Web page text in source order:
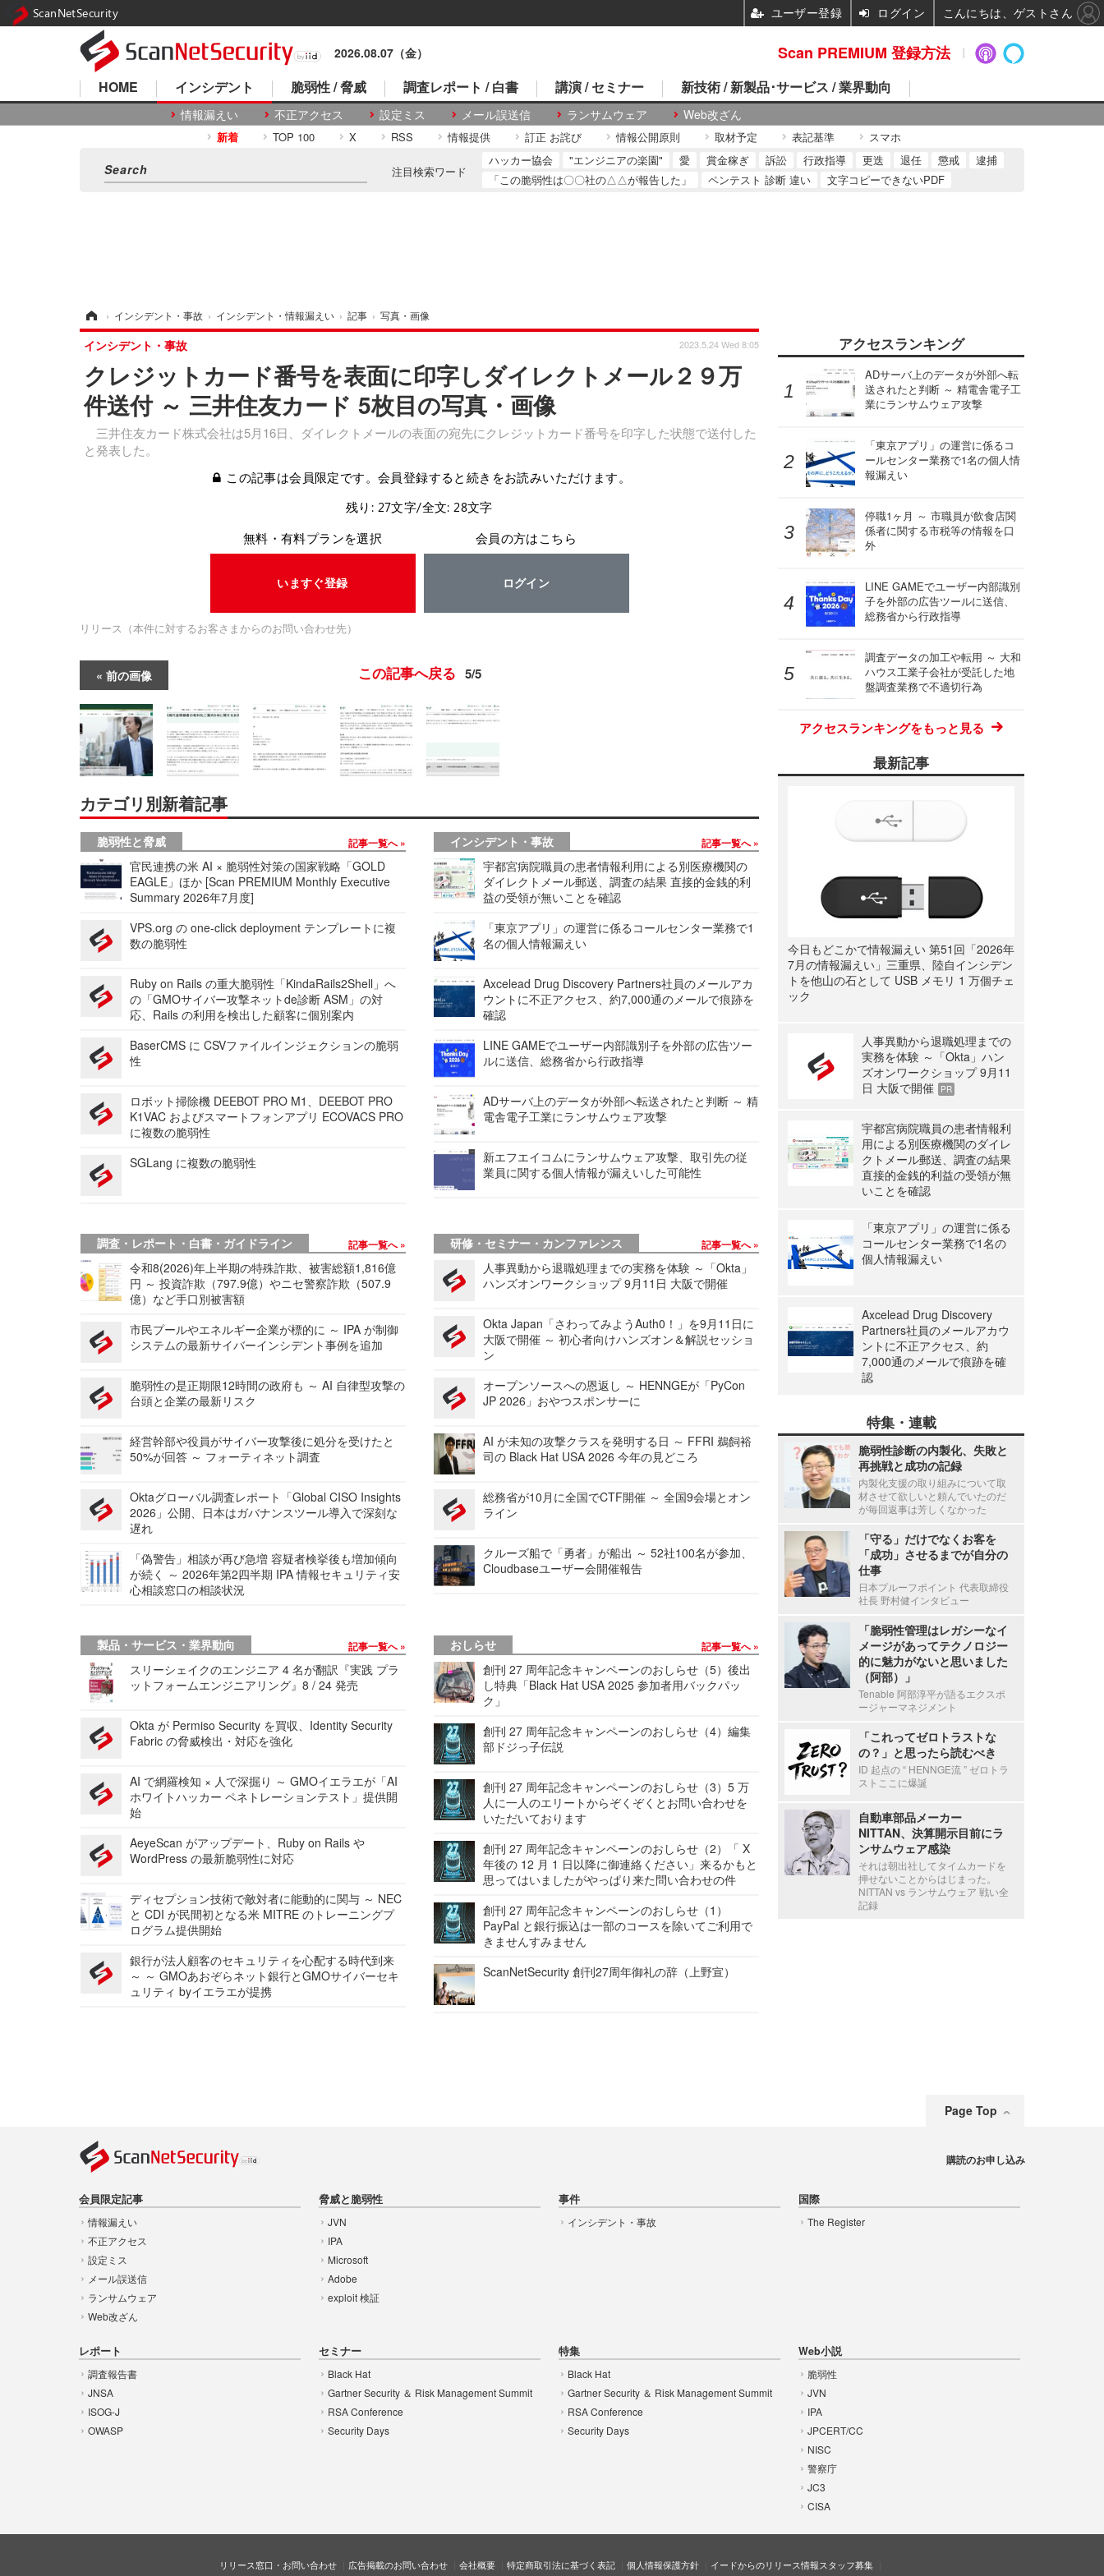
2026.08.07（金）
HOME インシデント
情報漏えい 不正アクセス 設定ミス メール誤送信 ランサムウェア Web改ざん
脆弱性 / 脅威 調査レポート / 白書 講演 / セミナー 新技術 / 新製品･サービス / 業界動向
新着 TOP 100 X RSS 情報提供 訂正 お詫び 情報公開原則 取材予定 表記基準 スマホ
注目検索ワード
ハッカー協会 "エンジニアの楽園" 愛 賞金稼ぎ 訴訟 行政指導 更迭 退任 懲戒
逮捕
「この脆弱性は〇〇社の△△が報告した」
ペンテスト 診断 違い 文字コピーできないPDF
› インシデント・事故 › インシデント・情報漏えい › 記事 › 写真・画像
クレジットカード番号を表面に印字しダイレクトメール２９万
件送付 ～ 三井住友カード 5枚目の写真・画像
三井住友カード株式会社は5月16日、ダイレクトメールの表面の宛先にクレジットカード番号を印字した状態で送付した
と発表した。
インシデント・事故 2023.5.24 Wed 8:05
この記事は会員限定です。会員登録すると続きをお読みいただけます。
残り: 27文字/全文: 28文字
無料・有料プランを選択
いますぐ登録
会員の方はこちら
ログイン
リリース（本件に対するお客さまからのお問い合わせ先）
前の画像 この記事へ戻る 5/5
カテゴリ別新着記事
脆弱性と脅威 記事一覧へ
官民連携の米 AI × 脆弱性対策の国家戦略「GOLD
EAGLE」ほか [Scan PREMIUM Monthly Executive
Summary 2026年7月度]
VPS.org の one-click deployment テンプレートに複
数の脆弱性
Ruby on Rails の重大脆弱性「KindaRails2Shell」へ
の「GMOサイバー攻撃ネットde診断 ASM」の対
応、Rails の利用を検出した顧客に個別案内
BaserCMS に CSVファイルインジェクションの脆弱
性
ロボット掃除機 DEEBOT PRO M1、DEEBOT PRO
K1VAC およびスマートフォンアプリ ECOVACS PRO
に複数の脆弱性
SGLang に複数の脆弱性
インシデント・事故 記事一覧へ
宇都宮病院職員の患者情報利用による別医療機関の
ダイレクトメール郵送、調査の結果 直接的金銭的利
益の受領が無いことを確認
「東京アプリ」の運営に係るコールセンター業務で1
名の個人情報漏えい
Axcelead Drug Discovery Partners社員のメールアカ
ウントに不正アクセス、約7,000通のメールで痕跡を
確認
LINE GAMEでユーザー内部識別子を外部の広告ツー
ルに送信、総務省から行政指導
ADサーバ上のデータが外部へ転送されたと判断 ～ 精
電舎電子工業にランサムウェア攻撃
新エフエイコムにランサムウェア攻撃、取引先の従
業員に関する個人情報が漏えいした可能性
調査・レポート・白書・ガイドライン 記事一覧へ
令和8(2026)年上半期の特殊詐欺、被害総額1,816億
円 ～ 投資詐欺（797.9億）やニセ警察詐欺（507.9
億）など手口別被害額
市民プールやエネルギー企業が標的に ～ IPA が制御
システムの最新サイバーインシデント事例を追加
脆弱性の是正期限12時間の政府も ～ AI 自律型攻撃の
台頭と企業の最新リスク
経営幹部や役員がサイバー攻撃後に処分を受けたと
50%が回答 ～ フォーティネット調査
Oktaグローバル調査レポート「Global CISO Insights
2026」公開、日本はガバナンスツール導入で深刻な
遅れ
「偽警告」相談が再び急増 容疑者検挙後も増加傾向
が続く ～ 2026年第2四半期 IPA 情報セキュリティ安
心相談窓口の相談状況
研修・セミナー・カンファレンス 記事一覧へ
人事異動から退職処理までの実務を体験 ～「Okta」
ハンズオンワークショップ 9月11日 大阪で開催
Okta Japan「さわってみようAuth0！」を9月11日に
大阪で開催 ～ 初心者向けハンズオン＆解説セッショ
ン
オープンソースへの恩返し ～ HENNGEが「PyCon
JP 2026」おやつスポンサーに
AI が未知の攻撃クラスを発明する日 ～ FFRI 鵜飼裕
司の Black Hat USA 2026 今年の見どころ
総務省が10月に全国でCTF開催 ～ 全国9会場とオン
ライン
クルーズ船で「勇者」が船出 ～ 52社100名が参加、
Cloudbaseユーザー会開催報告
製品・サービス・業界動向 記事一覧へ
スリーシェイクのエンジニア 4 名が翻訳『実践 プラ
ットフォームエンジニアリング』8 / 24 発売
Okta が Permiso Security を買収、Identity Security
Fabric の脅威検出・対応を強化
AI で網羅検知 × 人で深掘り ～ GMOイエラエが「AI
ホワイトハッカー ペネトレーションテスト」提供開
始
AeyeScan がアップデート、Ruby on Rails や
WordPress の最新脆弱性に対応
ディセプション技術で敵対者に能動的に関与 ～ NEC
と CDI が民間初となる米 MITRE のトレーニングプ
ログラム提供開始
銀行が法人顧客のセキュリティを心配する時代到来
～ ～ GMOあおぞらネット銀行とGMOサイバーセキ
ュリティ byイエラエが提携
おしらせ 記事一覧へ
創刊 27 周年記念キャンペーンのおしらせ（5）後出
し特典「Black Hat USA 2025 参加者用バックパッ
ク」
創刊 27 周年記念キャンペーンのおしらせ（4）編集
部ドジっ子伝説
創刊 27 周年記念キャンペーンのおしらせ（3）5 万
人に一人のエリートからぞくぞくとお問い合わせを
いただいております
創刊 27 周年記念キャンペーンのおしらせ（2）「 X
年後の 12 月 1 日以降に御連絡ください」来るかもと
思ってはいましたがやっぱり来た問い合わせの件
創刊 27 周年記念キャンペーンのおしらせ（1）
PayPal と銀行振込は一部のコースを除いてご利用で
きませんすみません
ScanNetSecurity 創刊27周年御礼の辞（上野宣）
アクセスランキング
ADサーバ上のデータが外部へ転
送されたと判断 ～ 精電舎電子工
業にランサムウェア攻撃
「東京アプリ」の運営に係るコ
ールセンター業務で1名の個人情
報漏えい
停職1ヶ月 ～ 市職員が飲食店関
係者に関する市税等の情報を口
外
LINE GAMEでユーザー内部識別
子を外部の広告ツールに送信、
総務省から行政指導
調査データの加工や転用 ～ 大和
ハウス工業子会社が受託した地
盤調査業務で不適切行為
アクセスランキングをもっと見る
最新記事
今日もどこかで情報漏えい 第51回「2026年
7月の情報漏えい」三重県、陸自インシデン
トを他山の石として USB メモリ 1 万個チェ
ック
人事異動から退職処理までの
実務を体験 ～「Okta」ハン
ズオンワークショップ 9月11
日 大阪で開催
PR
宇都宮病院職員の患者情報利
用による別医療機関のダイレ
クトメール郵送、調査の結果
直接的金銭的利益の受領が無
いことを確認
「東京アプリ」の運営に係る
コールセンター業務で1名の
個人情報漏えい
Axcelead Drug Discovery
Partners社員のメールアカウ
ントに不正アクセス、約
7,000通のメールで痕跡を確
認
特集・連載
脆弱性診断の内製化、失敗と
再挑戦と成功の記録
内製化支援の取り組みについて取
材させて欲しいと頼んでいたのだ
が毎回返事は芳しくなかった
「守る」だけでなくお客を
「成功」させるまでが自分の
仕事
日本プルーフポイント 代表取締役
社長 野村健インタビュー
「脆弱性管理はレガシーなイ
メージがあってテクノロジー
的に魅力がないと思いました
（阿部）」
Tenable 阿部淳平が語るエクスポ
ージャーマネジメント
「これってゼロトラストな
の？」と思ったら読むべき
ID 起点の “ HENNGE流 ” ゼロトラ
ストここに爆誕
自動車部品メーカー
NITTAN、決算開示目前にラ
ンサムウェア感染
それは朝出社してタイムカードを
押せないことからはじまった。
NITTAN vs ランサムウェア 戦い全
記録
Page Top
会員限定記事
情報漏えい
不正アクセス
設定ミス
メール誤送信
ランサムウェア
Web改ざん
脅威と脆弱性
JVN
IPA
Microsoft
Adobe
exploit 検証
事件
インシデント・事故
国際
The Register
レポート
調査報告書
JNSA
ISOG-J
OWASP
セミナー
Black Hat
Gartner Security ＆ Risk Management Summit
RSA Conference
Security Days
特集
Black Hat
Gartner Security ＆ Risk Management Summit
RSA Conference
Security Days
Web小説
脆弱性
JVN
IPA
JPCERT/CC
NISC
警察庁
JC3
CISA
購読のお申し込み
リリース窓口・お問い合わせ 広告掲載のお問い合わせ 会社概要 特定商取引法に基づく表記 個人情報保護方針 イードからのリリース情報スタッフ募集
Scan PREMIUM 登録方法
ScanNetSecurity ユーザー登録 ログイン こんにちは、ゲストさん